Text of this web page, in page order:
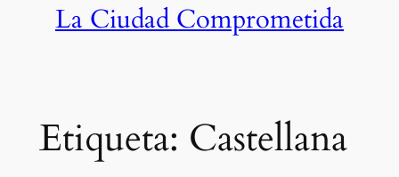
La Ciudad Comprometida
Etiqueta: Castellana